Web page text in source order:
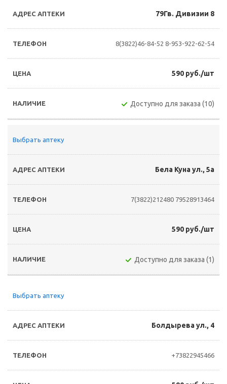
79Гв. Дивизии 8
8(3822)46-84-52 8-953-922-62-54
590 руб./шт
Доступно для заказа (10)
Выбрать аптеку
Бела Куна ул., 5а
7(3822)212480 79528913464
590 руб./шт
Доступно для заказа (1)
Выбрать аптеку
Болдырева ул., 4
+73822945466